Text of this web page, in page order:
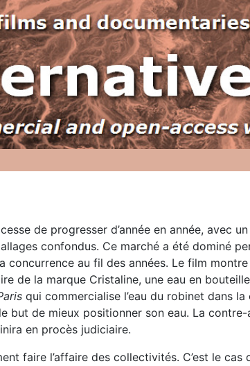
de progresser d’année en année, avec
confondus. Ce marché a été dominé
concurrence au fil des années. Le film
de la marque Cristaline, une eau en bouteille
qui commercialise l’eau du robinet dans
but de mieux positionner son eau. La
en procès judiciaire.
faire l’affaire des collectivités. C’est le